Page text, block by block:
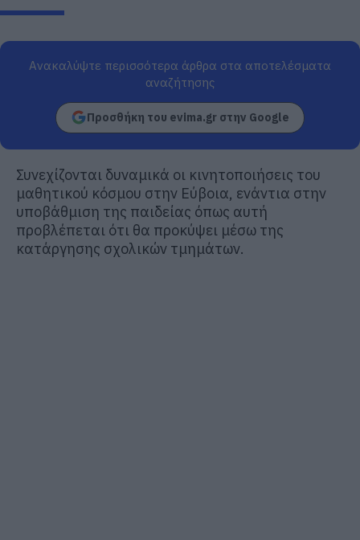
Ανακαλύψτε περισσότερα άρθρα στα αποτελέσματα
αναζήτησης
Προσθήκη του evima.gr στην Google
Συνεχίζονται δυναμικά οι κινητοποιήσεις του
μαθητικού κόσμου στην Εύβοια, ενάντια στην
υποβάθμιση της παιδείας όπως αυτή
προβλέπεται ότι θα προκύψει μέσω της
κατάργησης σχολικών τμημάτων.